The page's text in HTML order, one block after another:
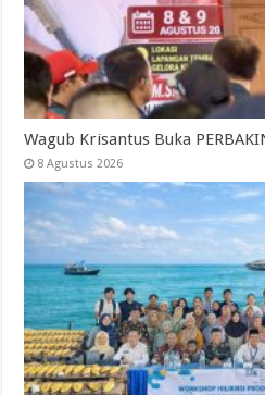
Wagub Krisantus Buka
8 Agustus 2026